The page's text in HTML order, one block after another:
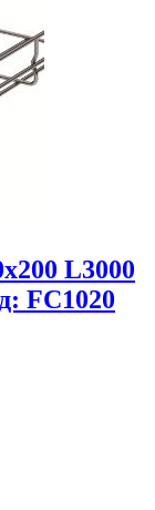
L3000
FC1020